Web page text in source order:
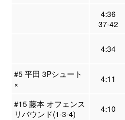
4:36
37-42
4:34
#5 平田 3Pシュート
×
4:11
#15 藤本 オフェンス
リバウンド(1-3-4)
4:10